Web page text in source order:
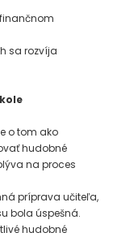
sa rozvíja
o tom ako
hudobné
na proces
príprava učiteľa,
bola úspešná.
hudobné